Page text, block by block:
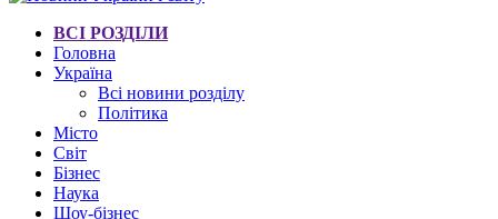
ВСІ РОЗДІЛИ
Головна
Україна
Всі новини розділу
Політика
Місто
Світ
Бізнес
Наука
Шоу-бізнес